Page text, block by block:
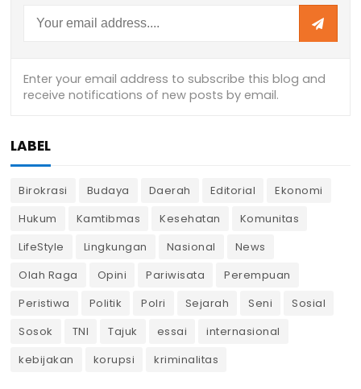
LABEL
Birokrasi Budaya Daerah Editorial
Ekonomi
Hukum
Kamtibmas Kesehatan
Komunitas
LifeStyle
Lingkungan Nasional
News
Olah Raga
Opini Pariwisata
Perempuan
Peristiwa
Politik Polri Sejarah Seni
Sosial
Sosok
TNI Tajuk essai
internasional
kebijakan
korupsi kriminalitas